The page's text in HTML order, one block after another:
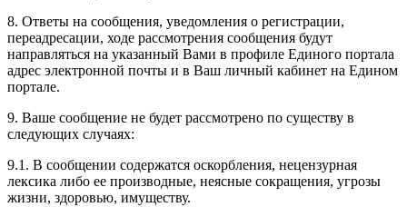
8. Ответы на сообщения, уведомления о регистрации,
переадресации, ходе рассмотрения сообщения будут
направляться на указанный Вами в профиле Единого портала
адрес электронной почты и в Ваш личный кабинет на Едином
портале.
9. Ваше сообщение не будет рассмотрено по существу в
следующих случаях:
9.1. В сообщении содержатся оскорбления, нецензурная
лексика либо ее производные, неясные сокращения, угрозы
жизни, здоровью, имуществу.